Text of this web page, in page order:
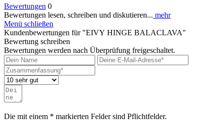
Bewertungen 0
Bewertungen lesen, schreiben und diskutieren... mehr
Menü schließen
Kundenbewertungen für "EIVY HINGE BALACLAVA"
Bewertung schreiben
Bewertungen werden nach Überprüfung freigeschaltet.
Die mit einem * markierten Felder sind Pflichtfelder.